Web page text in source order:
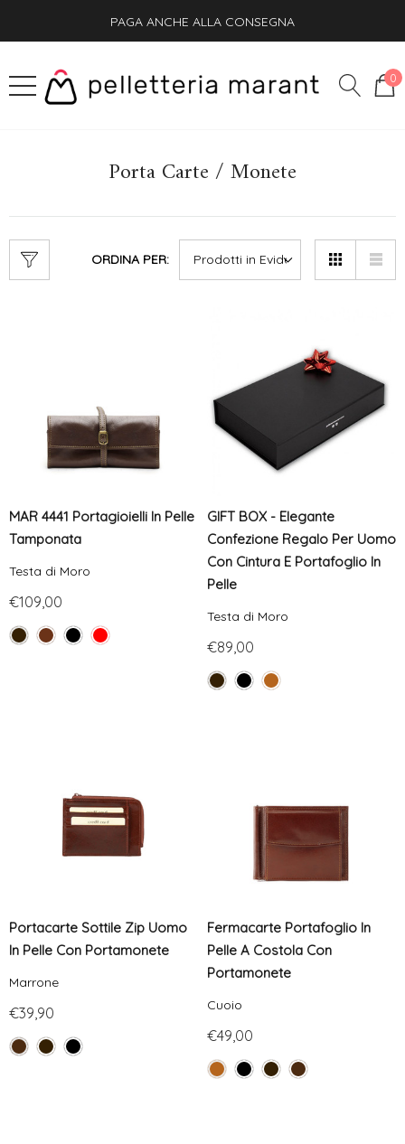
PAGA ANCHE ALLA CONSEGNA
SPEDIZIONE GRATIS + OMAGGIO SU OGNI ORDINE
0
Porta Carte / Monete
ORDINA PER:
MAR 4441 Portagioielli In Pelle
Tamponata
Testa di Moro
€109,00
GIFT BOX - Elegante
Confezione Regalo Per Uomo
Con Cintura E Portafoglio In
Pelle
Testa di Moro
€89,00
Portacarte Sottile Zip Uomo
In Pelle Con Portamonete
Marrone
€39,90
Fermacarte Portafoglio In
Pelle A Costola Con
Portamonete
Cuoio
€49,00